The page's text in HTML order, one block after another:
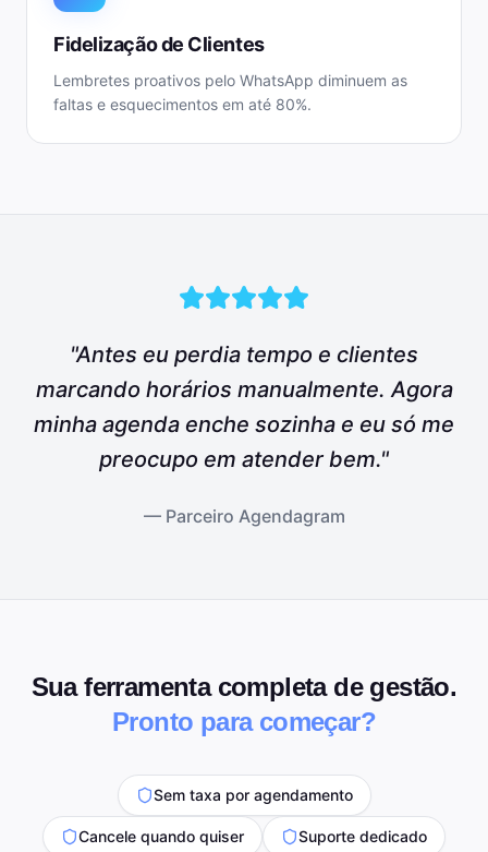
Fidelização de Clientes
Lembretes proativos pelo WhatsApp diminuem as
faltas e esquecimentos em até 80%.
"Antes eu perdia tempo e clientes
marcando horários manualmente. Agora
minha agenda enche sozinha e eu só me
preocupo em atender bem."
— Parceiro Agendagram
Sua ferramenta completa de gestão.
Pronto para começar?
Sem taxa por agendamento
Cancele quando quiser Suporte dedicado